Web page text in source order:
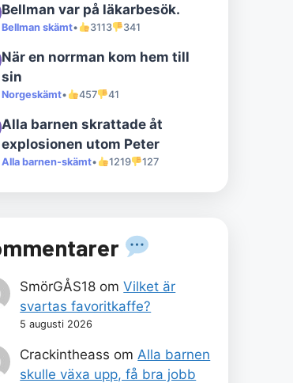
Bellman var på läkarbesök.
Bellman skämt• 3113 341
När en norrman kom hem till
sin
Norgeskämt• 457 41
Alla barnen skrattade åt
explosionen utom Peter
Alla barnen-skämt• 1219 127
SmörGÅS18 omVilket är
svartas favoritkaffe?
5 augusti 2026
Crackintheass om Alla barnen
skulle växa upp, få bra jobb